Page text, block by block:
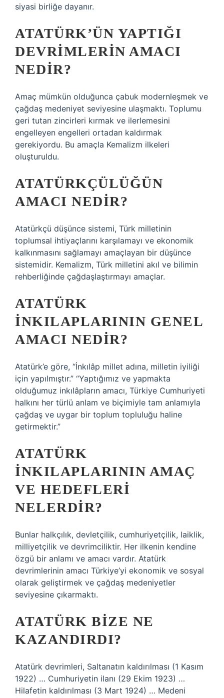
siyasi birliğe dayanır.
ATATÜRK’ÜN YAPTIĞI
DEVRIMLERIN AMACI
NEDIR?
Amaç mümkün olduğunca çabuk modernleşmek ve
çağdaş medeniyet seviyesine ulaşmaktı. Toplumu
geri tutan zincirleri kırmak ve ilerlemesini
engelleyen engelleri ortadan kaldırmak
gerekiyordu. Bu amaçla Kemalizm ilkeleri
oluşturuldu.
ATATÜRKÇÜLÜĞÜN
AMACI NEDIR?
Atatürkçü düşünce sistemi, Türk milletinin
toplumsal ihtiyaçlarını karşılamayı ve ekonomik
kalkınmasını sağlamayı amaçlayan bir düşünce
sistemidir. Kemalizm, Türk milletini akıl ve bilimin
rehberliğinde çağdaşlaştırmayı amaçlar.
ATATÜRK
INKILAPLARININ GENEL
AMACI NEDIR?
Atatürk’e göre, “İnkılâp millet adına, milletin iyiliği
için yapılmıştır.” “Yaptığımız ve yapmakta
olduğumuz inkılâpların amacı, Türkiye Cumhuriyeti
halkını her türlü anlam ve biçimiyle tam anlamıyla
çağdaş ve uygar bir toplum topluluğu haline
getirmektir.”
ATATÜRK
INKILAPLARININ AMAÇ
VE HEDEFLERI
NELERDIR?
Bunlar halkçılık, devletçilik, cumhuriyetçilik, laiklik,
milliyetçilik ve devrimciliktir. Her ilkenin kendine
özgü bir anlamı ve amacı vardır. Atatürk
devrimlerinin amacı Türkiye’yi ekonomik ve sosyal
olarak geliştirmek ve çağdaş medeniyetler
seviyesine çıkarmaktı.
ATATÜRK BIZE NE
KAZANDIRDI?
Atatürk devrimleri, Saltanatın kaldırılması (1 Kasım
1922) … Cumhuriyetin ilanı (29 Ekim 1923) …
Hilafetin kaldırılması (3 Mart 1924) … Medeni